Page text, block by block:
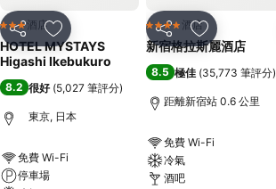
分享 放到收藏夾
3 星級酒店
HOTEL MYSTAYS
Higashi Ikebukuro
8.2 很好 (5,027 筆評分)
東京, 日本
免費 Wi-Fi
停車場
分享 放到收藏夾
4 星級 酒店
新宿格拉斯麗酒店
8.5 極佳 (35,773 筆評分)
距離新宿站 0.6 公里
免費 Wi-Fi
冷氣
酒吧